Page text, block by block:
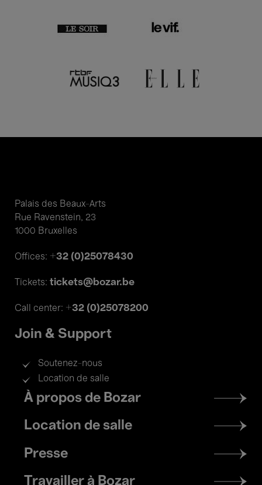
Palais des Beaux-Arts
Rue Ravenstein, 23
1000 Bruxelles
Offices: +32 (0)25078430
Tickets: tickets@bozar.be
Call center: +32 (0)25078200
Join & Support
Soutenez-nous
Location de salle
Footer
menu
À propos de Bozar
Location de salle
Presse
Travailler à Bozar